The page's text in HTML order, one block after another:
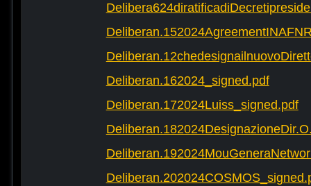
Deliberan.162024_signed.pdf
Deliberan.172024Luiss_signed.pdf